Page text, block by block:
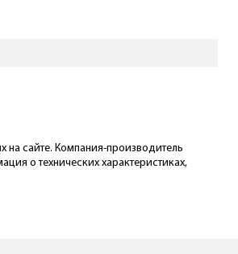
на сайте. Компания-производитель
о технических характеристиках,